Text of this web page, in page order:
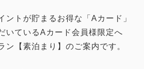
ントが貯まるお得な「Aカード」
いているAカード会員様限定へ
ン【素泊まり】のご案内です。